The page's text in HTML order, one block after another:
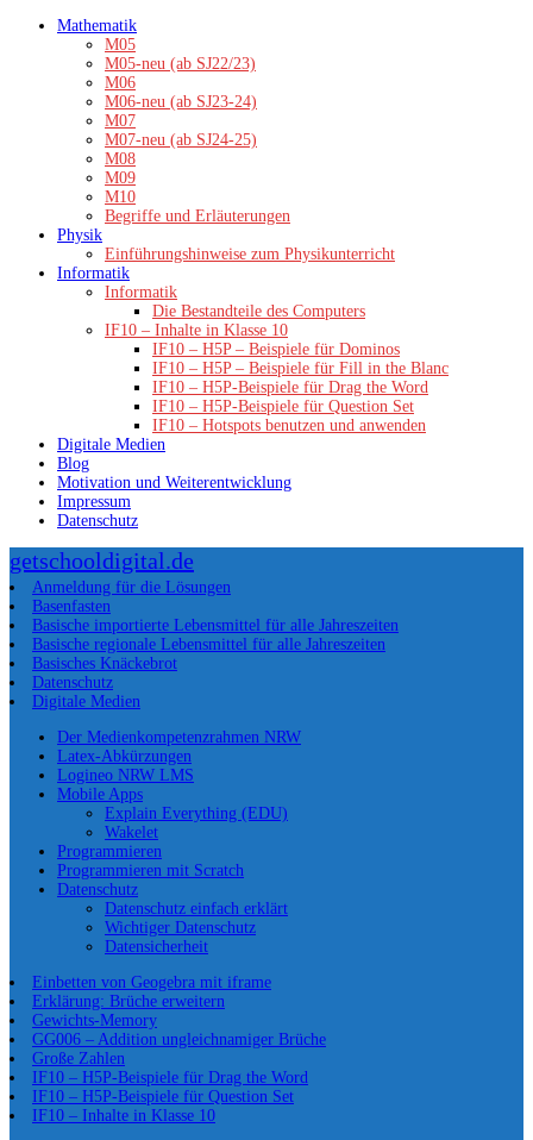
Zum
Mathematik
M05
M05-neu (ab SJ22/23)
M06
M06-neu (ab SJ23-24)
M07
M07-neu (ab SJ24-25)
M08
M09
M10
Begriffe und Erläuterungen
Physik
Einführungshinweise zum Physikunterricht
Informatik
Informatik
Die Bestandteile des Computers
IF10 – Inhalte in Klasse 10
IF10 – H5P – Beispiele für Dominos
IF10 – H5P – Beispiele für Fill in the Blanc
IF10 – H5P-Beispiele für Drag the Word
IF10 – H5P-Beispiele für Question Set
IF10 – Hotspots benutzen und anwenden
Digitale Medien
Blog
Motivation und Weiterentwicklung
Impressum
Datenschutz
getschooldigital.de
Anmeldung für die Lösungen
Basenfasten
Basische importierte Lebensmittel für alle Jahreszeiten
Basische regionale Lebensmittel für alle Jahreszeiten
Basisches Knäckebrot
Datenschutz
Digitale Medien
Der Medienkompetenzrahmen NRW
Latex-Abkürzungen
Logineo NRW LMS
Mobile Apps
Explain Everything (EDU)
Wakelet
Programmieren
Programmieren mit Scratch
Datenschutz
Datenschutz einfach erklärt
Wichtiger Datenschutz
Datensicherheit
Einbetten von Geogebra mit iframe
Erklärung: Brüche erweitern
Gewichts-Memory
GG006 – Addition ungleichnamiger Brüche
Große Zahlen
IF10 – H5P-Beispiele für Drag the Word
IF10 – H5P-Beispiele für Question Set
IF10 – Inhalte in Klasse 10